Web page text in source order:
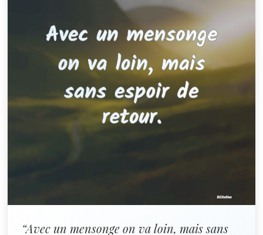
“Avec un mensonge on va loin, mais sans